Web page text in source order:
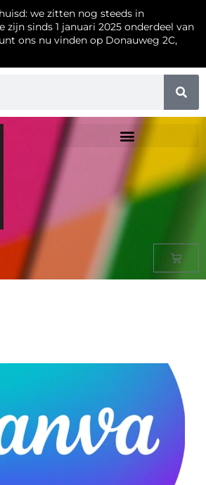
we zitten nog steeds in
zijn sinds 1 januari 2025 onderdeel van
ons nu vinden op Donauweg 2C,